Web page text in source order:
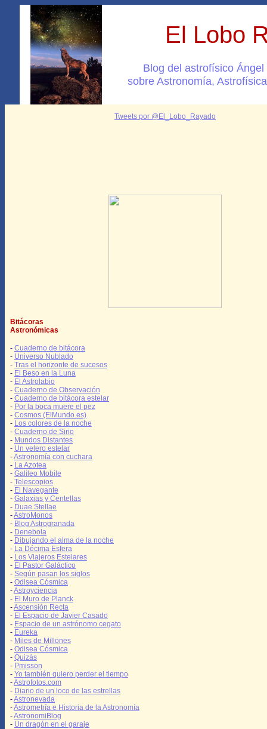
El Lobo
Blog del astrofísico
sobre Astronomía,
Tweets por @El_Lobo_Rayado
Bitácoras
Astronómicas
- Cuaderno de bitácora
- Universo Nublado
- Tras el horizonte de sucesos
- El Beso en la Luna
- El Astrolabio
- Cuaderno de Observación
- Cuaderno de bitácora estelar
- Por la boca muere el pez
- Cosmos (ElMundo.es)
- Los colores de la noche
- Cuaderno de Sirio
- Mundos Distantes
- Un velero estelar
-Astronomía con cuchara
- La Azotea
- Galileo Mobile
- Telescopios
- El Navegante
- Galaxias y Centellas
- Duae Stellae
-AstroMonos
- Blog Astrogranada
- Denebola
- Dibujando el alma de la noche
- La Décima Esfera
- Los Viajeros Estelares
- El Pastor Galáctico
- Según pasan los siglos
- Odisea Cósmica
-Astroyciencia
- El Muro de Planck
-Ascensión Recta
- El Espacio de Javier Casado
- Espacio de un astrónomo cegato
- Eureka
- Miles de Millones
- Odisea Cósmica
- Quizás
- Pmisson
- Yo también quiero perder el tiempo
-Astrofotos.com
- Diario de un loco de las estrellas
-Astronevada
-Astrometría e Historia de la Astronomía
-AstronomiBlog
- Un dragón en el garaje